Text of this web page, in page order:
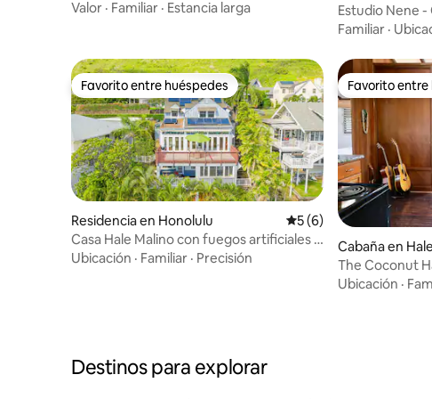
IlikaiResort con estacionamiento
Valor · Familiar · Estancia larga
Estudio Nene
king, jardín
Familiar ·
Favorito entre huéspedes
Favorito entre huéspedes
Residencia en Honolulu Calificación promedio:
5 (6)
Casa Hale Malino con fuegos artificiales y
vista a Diamond Head
Ubicación · Familiar · Precisión
Favorito entre
Favorito entre
Cabaña en
The Coconut
Ubicación ·
Destinos para explorar